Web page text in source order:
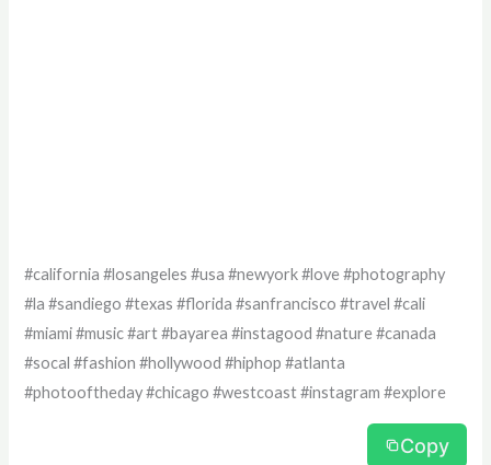
#california #losangeles #usa #newyork #love #photography
#la #sandiego #texas #florida #sanfrancisco #travel #cali
#miami #music #art #bayarea #instagood #nature #canada
#socal #fashion #hollywood #hiphop #atlanta
#photooftheday #chicago #westcoast #instagram #explore
Copy